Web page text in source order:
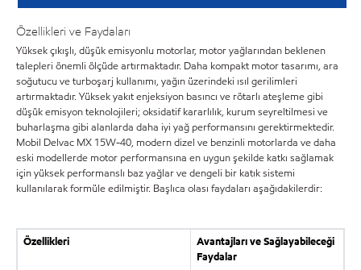
Özellikleri ve Faydaları
Yüksek çıkışlı, düşük emisyonlu motorlar, motor yağlarından beklenen
talepleri önemli ölçüde artırmaktadır. Daha kompakt motor tasarımı, ara
soğutucu ve turboşarj kullanımı, yağın üzerindeki ısıl gerilimleri
artırmaktadır. Yüksek yakıt enjeksiyon basıncı ve rötarlı ateşleme gibi
düşük emisyon teknolojileri; oksidatif kararlılık, kurum seyreltilmesi ve
buharlaşma gibi alanlarda daha iyi yağ performansını gerektirmektedir.
Mobil Delvac MX 15W-40, modern dizel ve benzinli motorlarda ve daha
eski modellerde motor performansına en uygun şekilde katkı sağlamak
için yüksek performanslı baz yağlar ve dengeli bir katık sistemi
kullanılarak formüle edilmiştir. Başlıca olası faydaları aşağıdakilerdir:
Özellikleri
Avantajları ve Sağlayabileceği
Faydalar